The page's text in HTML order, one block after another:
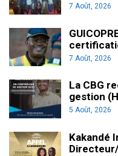
7 Août, 2026
7 Août, 2026
La CBG
gestion
5 Août, 2026
Kakandé